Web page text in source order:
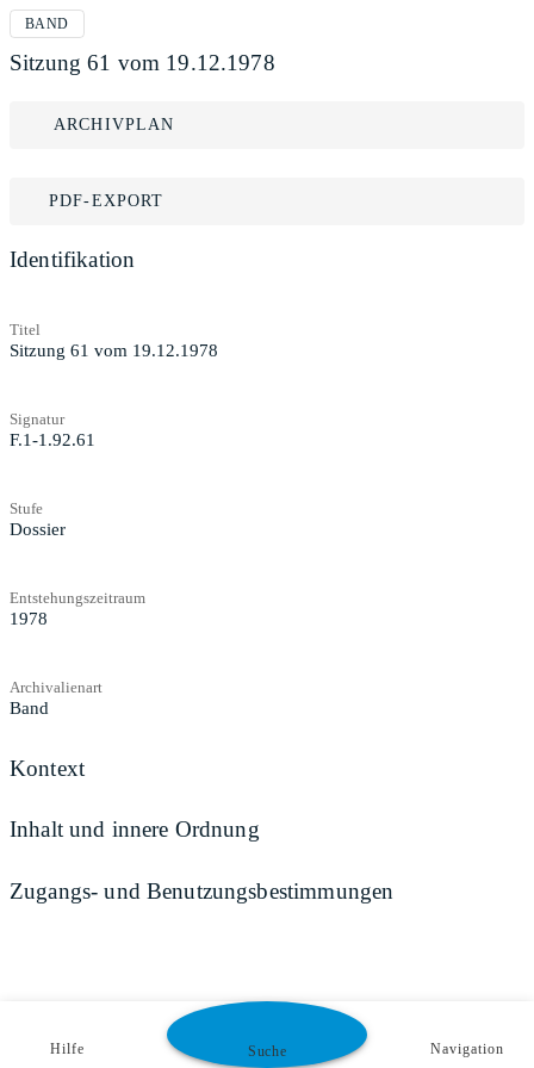
BAND
Sitzung 61 vom 19.12.1978
ARCHIVPLAN
PDF-EXPORT
Identifikation
Titel
Sitzung 61 vom 19.12.1978
Signatur
F.1-1.92.61
Stufe
Dossier
Entstehungszeitraum
1978
Archivalienart
Band
Kontext
Inhalt und innere Ordnung
Zugangs- und Benutzungsbestimmungen
Hilfe Suche Navigation